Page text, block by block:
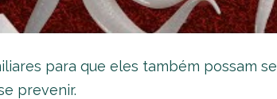
para que eles também possam se
prevenir.